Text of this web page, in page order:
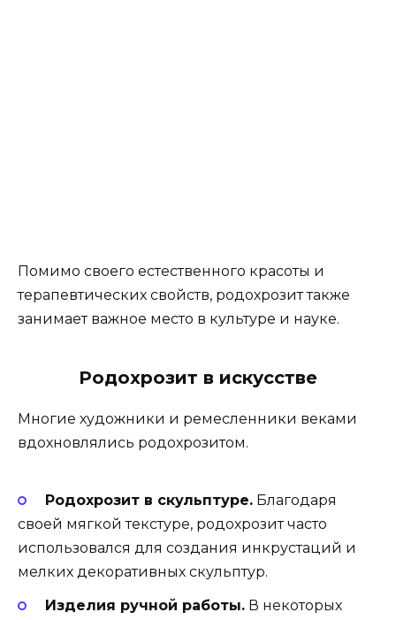
Помимо своего естественного красоты и
терапевтических свойств, родохрозит также
занимает важное место в культуре и науке.
Родохрозит в искусстве
Многие художники и ремесленники веками
вдохновлялись родохрозитом.
Родохрозит в скульптуре.Благодаря
своей мягкой текстуре, родохрозит часто
использовался для создания инкрустаций и
мелких декоративных скульптур.
Изделия ручной работы.В некоторых